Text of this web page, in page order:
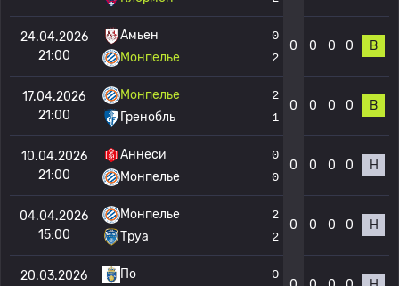
24.04.2026
21:00
Амьен
Монпелье
0
2
0 0 0 0 В
17.04.2026
21:00
Монпелье
Гренобль
2
1
0 0 0 0 В
10.04.2026
21:00
Аннеси
Монпелье
0
0
0 0 0 0 Н
04.04.2026
15:00
Монпелье
Труа
2
2
0 0 0 0 Н
20.03.2026
По
0